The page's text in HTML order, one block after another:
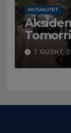
AKTUALITET
punuan
rruga,
dy në
7 GUSHT,